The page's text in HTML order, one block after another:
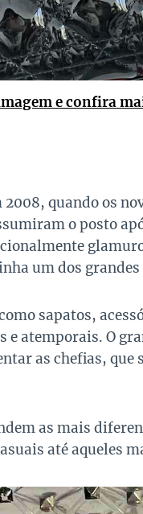
e confira
2008, quando os
o posto
um dos
sapatos,
atemporais. O
as chefias, que
as mais
até aqueles